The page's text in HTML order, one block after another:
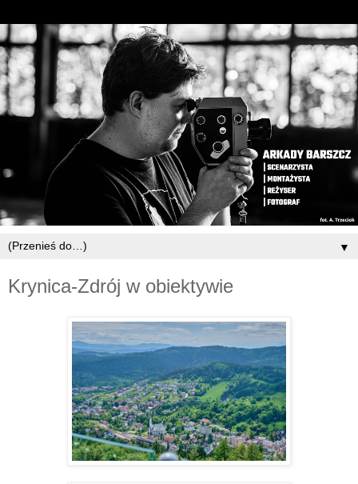
▼
Krynica-Zdrój w obiektywie